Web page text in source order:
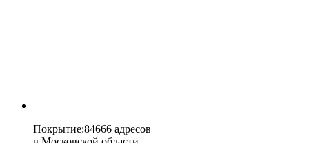
Покрытие:84666 адресов